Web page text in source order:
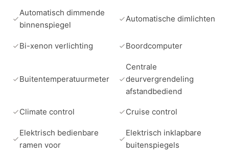
Automatisch dimmende
binnenspiegel
Automatische dimlichten
Bi-xenon verlichting Boordcomputer
Buitentemperatuurmeter
Centrale
deurvergrendeling
afstandbediend
Climate control Cruise control
Elektrisch bedienbare
ramen voor
Elektrisch inklapbare
buitenspiegels